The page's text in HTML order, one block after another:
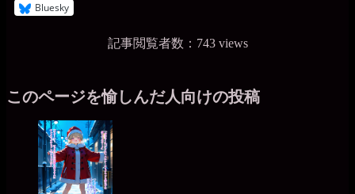
Bluesky
記事閲覧者数：743 views
このページを愉しんだ人向けの投稿